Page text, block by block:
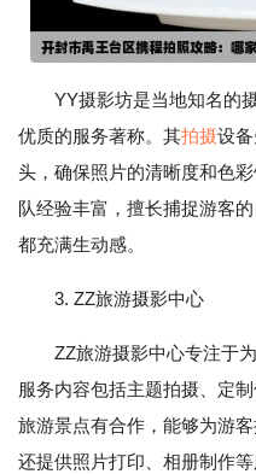
YY摄影坊是当地知名的
优质的服务著称。其拍摄设
头，确保照片的清晰度和色
队经验丰富，擅长捕捉游客
都充满生动感。
3. ZZ旅游摄影中心
ZZ旅游摄影中心专注于
服务内容包括主题拍摄、定
旅游景点有合作，能够为游
还提供照片打印、相册制作等